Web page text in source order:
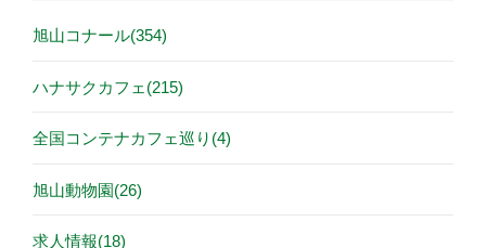
旭山コナール(354)
ハナサクカフェ(215)
全国コンテナカフェ巡り(4)
旭山動物園(26)
求人情報(18)